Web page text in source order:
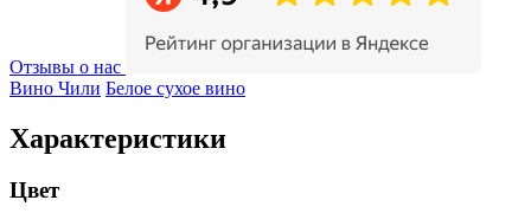
Отзывы о нас
Вино Чили Белое сухое вино
Характеристики
Цвет